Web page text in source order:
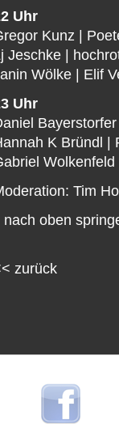
Uhr
Kunz |
Jeschke |
Wölke | Elif
Uhr
K Bründl |
Tim
nach oben
zurück